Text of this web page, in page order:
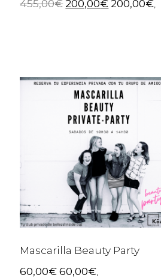
455,00€200,00€ 200,00€,
Mascarilla Beauty Party
60,00€ 60,00€,